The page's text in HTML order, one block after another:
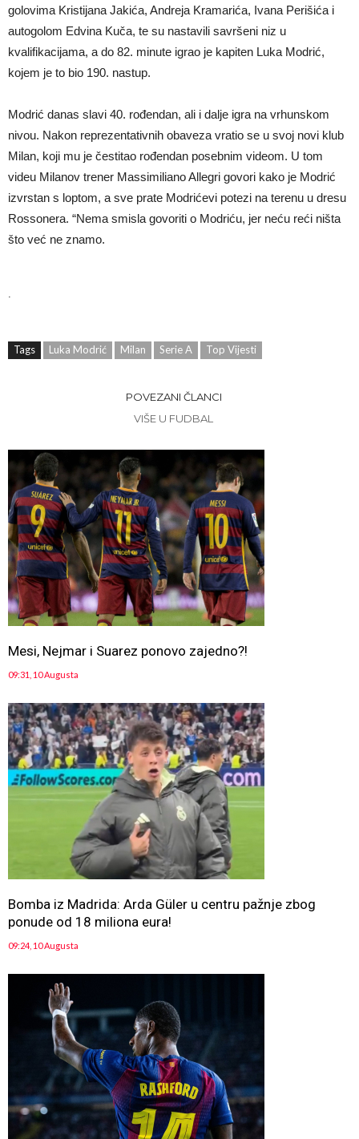
golovima Kristijana Jakića, Andreja Kramarića, Ivana Perišića i
autogolom Edvina Kuča, te su nastavili savršeni niz u
kvalifikacijama, a do 82. minute igrao je kapiten Luka Modrić,
kojem je to bio 190. nastup.
Modrić danas slavi 40. rođendan, ali i dalje igra na vrhunskom
nivou. Nakon reprezentativnih obaveza vratio se u svoj novi klub
Milan, koji mu je čestitao rođendan posebnim videom. U tom
videu Milanov trener Massimiliano Allegri govori kako je Modrić
izvrstan s loptom, a sve prate Modrićevi potezi na terenu u dresu
Rossonera. “Nema smisla govoriti o Modriću, jer neću reći ništa
što već ne znamo.
.
Tags Luka Modrić Milan Serie A Top Vijesti
POVEZANI ČLANCI
VIŠE U FUDBAL
Mesi, Nejmar i Suarez ponovo zajedno?!
09:31, 10 Augusta
Bomba iz Madrida: Arda Güler u centru pažnje zbog
ponude od 18 miliona eura!
09:24, 10 Augusta